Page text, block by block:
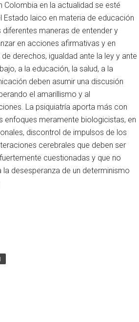
Colombia en la actualidad se esté
Estado laico en materia de educación
maneras de entender y
en acciones afirmativas y en
derechos, igualdad ante la ley y ante
a la educación, la salud, a la
deben asumir una discusión
el amarillismo y al
La psiquiatría aporta más con
enfoques meramente biologicistas, en
discontrol de impulsos de los
cerebrales que deben ser
cuestionadas y que no
desesperanza de un determinismo